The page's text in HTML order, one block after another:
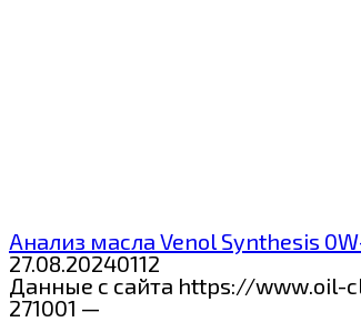
Анализ масла Venol Synthesis
27.08.20240112
Данные с сайта https://
271001 —